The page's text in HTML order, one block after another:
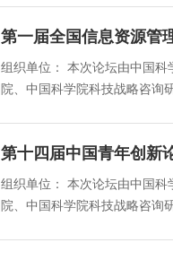
第一届全国信息资源管
组织单位： 本次论坛由中国
第十四届中国青年创新
组织单位： 本次论坛由中国